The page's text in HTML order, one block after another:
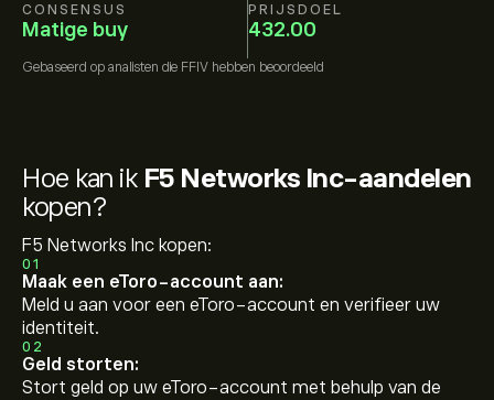
CONSENSUS
Matige buy
PRIJSDOEL
432.00
Gebaseerd op analisten die FFIV hebben beoordeeld
Hoe kan ik F5 Networks Inc-aandelen
kopen?
F5 Networks Inc kopen:
01
Maak een eToro-account aan:
Meld u aan voor een eToro-account en verifieer uw
identiteit.
02
Geld storten:
Stort geld op uw eToro-account met behulp van de